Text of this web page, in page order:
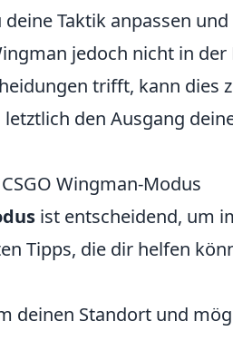
deine Taktik anpassen
jedoch nicht in der
trifft, kann dies
den Ausgang
Wingman-Modus
ist entscheidend, um
Tipps, die dir helfen
deinen Standort und